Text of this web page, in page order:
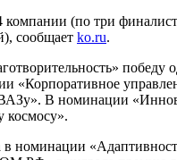
(по три
сообщает ko.ru.
победу
«Корпоративное
В номинации
космосу».
в номинации